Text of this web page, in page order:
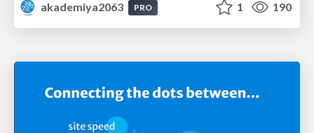
akademiya2063
PRO 1 190